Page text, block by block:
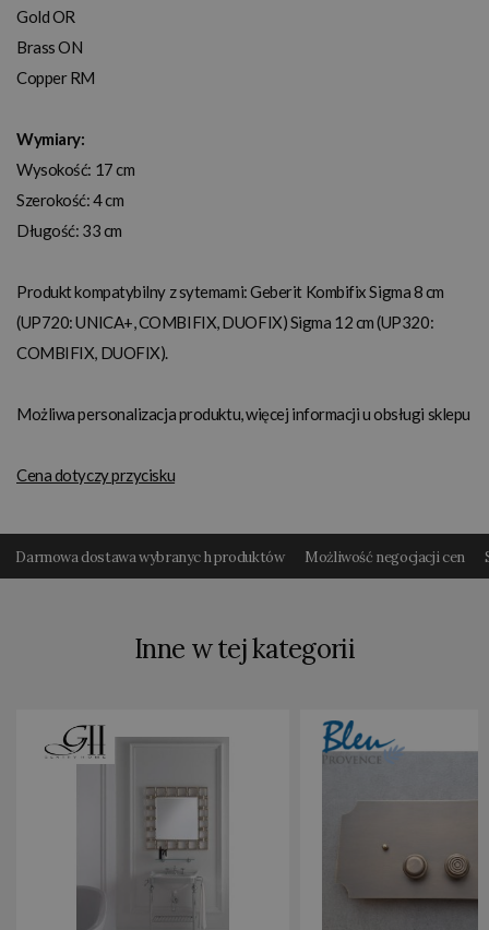
Gold OR
Brass ON
Copper RM
Wymiary:
Wysokość: 17 cm
Szerokość: 4 cm
Długość: 33 cm
Produkt kompatybilny z sytemami: Geberit Kombifix Sigma 8 cm
(UP720: UNICA+, COMBIFIX, DUOFIX) Sigma 12 cm (UP320:
COMBIFIX, DUOFIX).
Możliwa personalizacja produktu, więcej informacji u obsługi sklepu
Cena dotyczy przycisku
Darmowa dostawa wybranyc h produktów Możliwość negocjacji cen
Inne w tej kategorii